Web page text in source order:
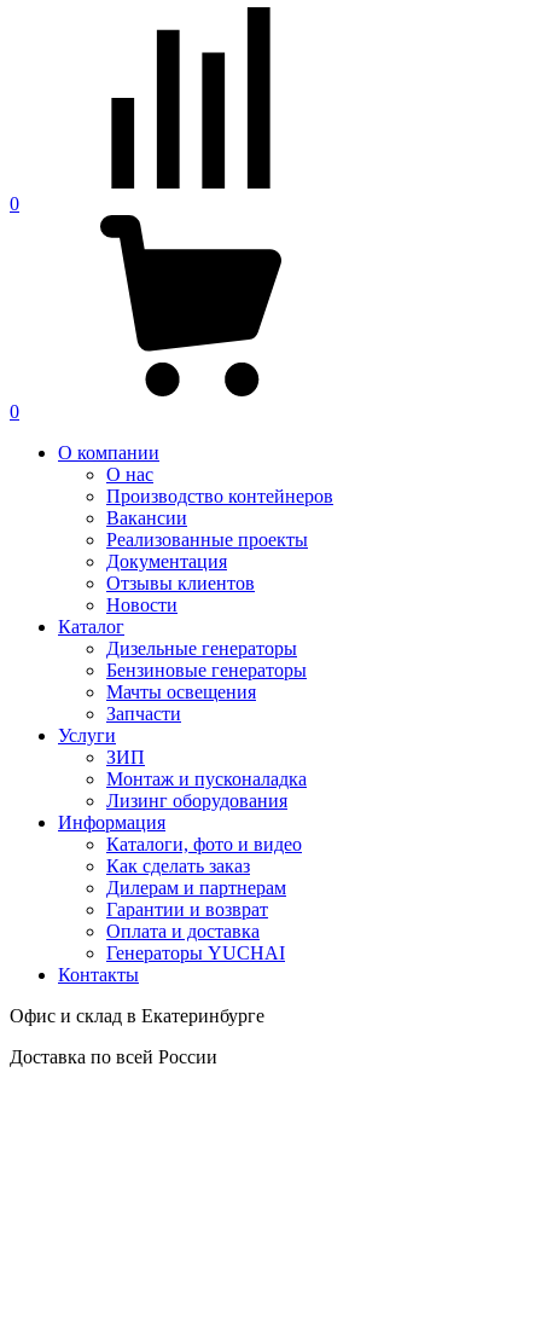
0
0
О компании
О нас
Производство контейнеров
Вакансии
Реализованные проекты
Документация
Отзывы клиентов
Новости
Каталог
Дизельные генераторы
Бензиновые генераторы
Мачты освещения
Запчасти
Услуги
ЗИП
Монтаж и пусконаладка
Лизинг оборудования
Информация
Каталоги, фото и видео
Как сделать заказ
Дилерам и партнерам
Гарантии и возврат
Оплата и доставка
Генераторы YUCHAI
Контакты
Офис и склад в Екатеринбурге
Доставка по всей России